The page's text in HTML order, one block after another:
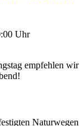
Uhr
empfehlen wir
Naturwegen